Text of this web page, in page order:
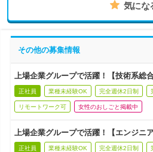
気にな
その他の募集情報
上場企業グループで活躍！【技術系総
正社員 業種未経験OK 完全週休2日制
リモートワーク可 女性のおしごと掲載中
上場企業グループで活躍！【エンジニ
正社員 業種未経験OK 完全週休2日制